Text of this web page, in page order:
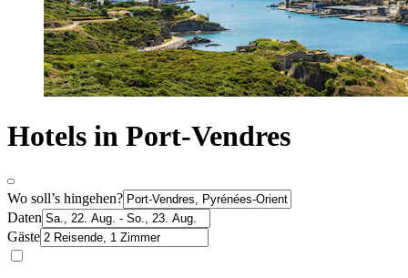
Hotels in Port-Vendres
Wo soll’s hingehen?
Daten
Gäste